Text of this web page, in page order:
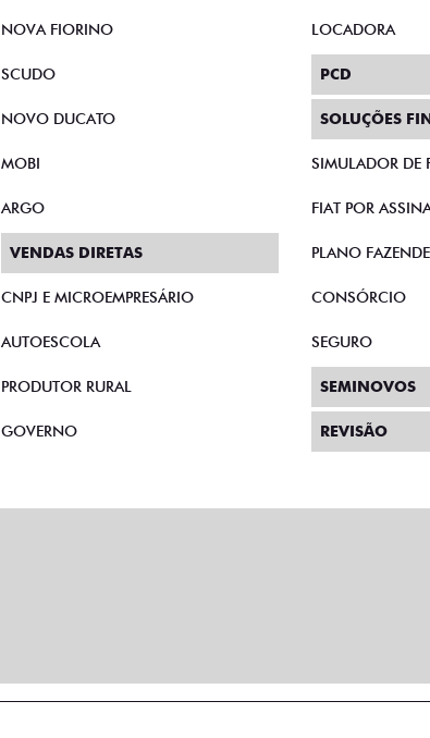
NOVA FIORINO
SCUDO
NOVO DUCATO
MOBI
ARGO
VENDAS DIRETAS
CNPJ E MICROEMPRESÁRIO
AUTOESCOLA
PRODUTOR RURAL
GOVERNO
LOCADORA
PCD
SOLUÇÕES
SIMULADOR DE
FIAT POR
PLANO
CONSÓRCIO
SEGURO
SEMINOVOS
REVISÃO